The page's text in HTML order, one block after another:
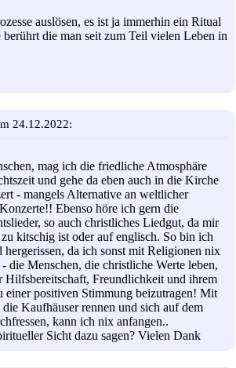
auslösen, es ist ja immerhin ein Ritual
die man seit zum Teil vielen Leben in
24.12.2022:
mag ich die friedliche Atmosphäre
und gehe da eben auch in die Kirche
- mangels Alternative an weltlicher
Ebenso höre ich gern die
so auch christliches Liedgut, da mir
kitschig ist oder auf englisch. So bin ich
hergerissen, da ich sonst mit Religionen nix
die Menschen, die christliche Werte leben,
Hilfsbereitschaft, Freundlichkeit und ihrem
einer positiven Stimmung beizutragen! Mit
Kaufhäuser rennen und sich auf dem
kann ich nix anfangen..
Sicht dazu sagen? Vielen Dank